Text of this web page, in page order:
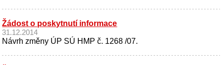
Žádost o poskytnutí informace
31.12.2014
Návrh změny ÚP SÚ HMP č. 1268 /07.